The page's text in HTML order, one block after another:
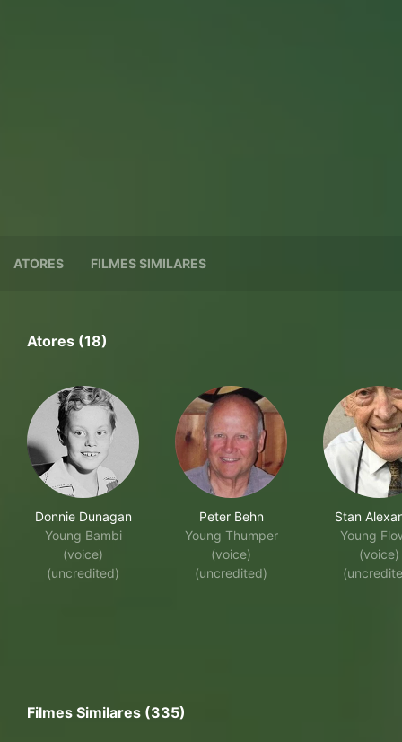
ATORES FILMES SIMILARES
Atores (18)
Donnie Dunagan
Young Bambi
(voice)
(uncredited)
Peter Behn
Young Thumper
(voice)
(uncredited)
Stan
Young
(voice)
Filmes Similares (335)